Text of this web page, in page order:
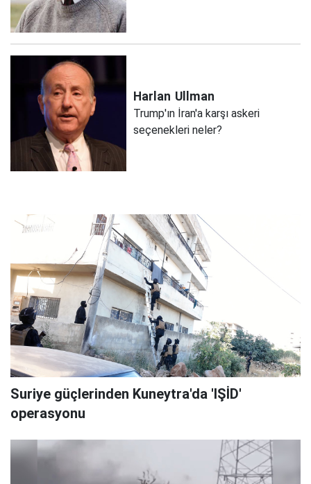
Harlan Ullman
Trump'ın İran'a karşı askeri
seçenekleri neler?
Suriye güçlerinden Kuneytra'da 'IŞİD'
operasyonu